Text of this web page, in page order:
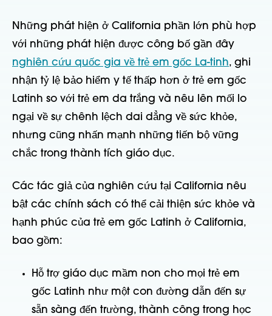
Những phát hiện ở California phần lớn phù hợp
với những phát hiện được công bố gần đây
nghiên cứu quốc gia về trẻ em gốc La-tinh, ghi
nhận tỷ lệ bảo hiểm y tế thấp hơn ở trẻ em gốc
Latinh so với trẻ em da trắng và nêu lên mối lo
ngại về sự chênh lệch dai dẳng về sức khỏe,
nhưng cũng nhấn mạnh những tiến bộ vững
chắc trong thành tích giáo dục.
Các tác giả của nghiên cứu tại California nêu
bật các chính sách có thể cải thiện sức khỏe và
hạnh phúc của trẻ em gốc Latinh ở California,
bao gồm:
Hỗ trợ giáo dục mầm non cho mọi trẻ em
gốc Latinh như một con đường dẫn đến sự
sẵn sàng đến trường, thành công trong học